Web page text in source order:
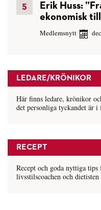
Erik Huss:
ekonomisk
Medlemsnytt
LEDARE/KRÖNIKOR
Här finns ledare, krönikor
det personliga tyckandet är i
RECEPT
Recept och goda nyttiga tips
livsstilscoachen och